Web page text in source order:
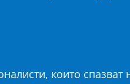
които спазват